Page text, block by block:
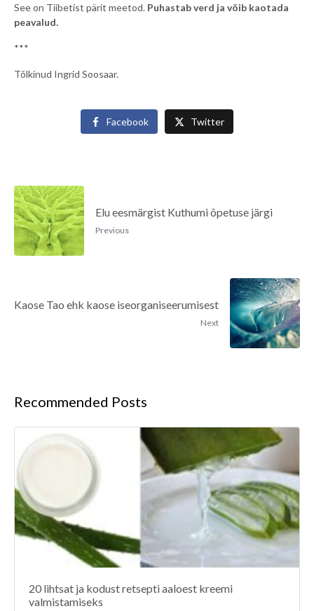
See on Tiibetist pärit meetod. Puhastab verd ja võib kaotada
peavalud.
***
Tõlkinud Ingrid Soosaar.
Facebook Twitter
Elu eesmärgist Kuthumi õpetuse järgi
Previous
Kaose Tao ehk kaose iseorganiseerumisest
Next
Recommended Posts
20 lihtsat ja kodust retsepti aaloest kreemi
valmistamiseks